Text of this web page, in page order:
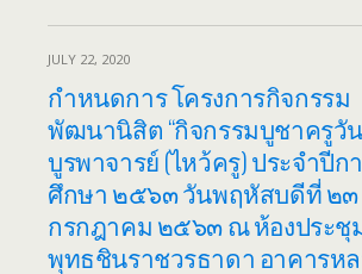
JULY 22, 2020
กำหนดการ โครงการกิจกรรม
พัฒนานิสิต “กิจกรรมบูชาครูวัน
บูรพาจารย์ (ไหว้ครู) ประจำปีก
ศึกษา ๒๕๖๓ วันพฤหัสบดีที่ ๒๓
กรกฎาคม ๒๕๖๓ ณ ห้องประชุ
พุทธชินราชวรธาดา อาคารห